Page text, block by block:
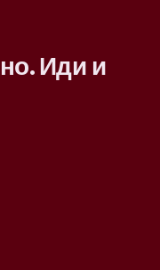
Иди и